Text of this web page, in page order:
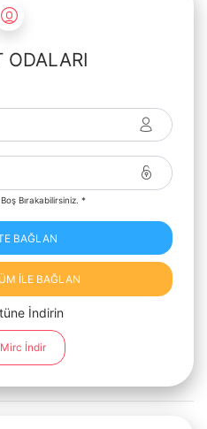
ODALARI
Bırakabilirsiniz. *
BAĞLAN
İLE BAĞLAN
İndirin
Mirc İndir